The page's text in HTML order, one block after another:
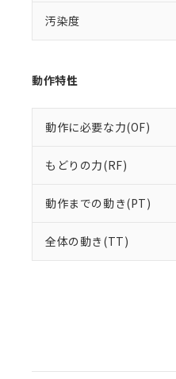
汚染度
動作特性
動作に必要な力(OF)
もどりの力(RF)
動作までの動き(PT)
全体の動き(TT)